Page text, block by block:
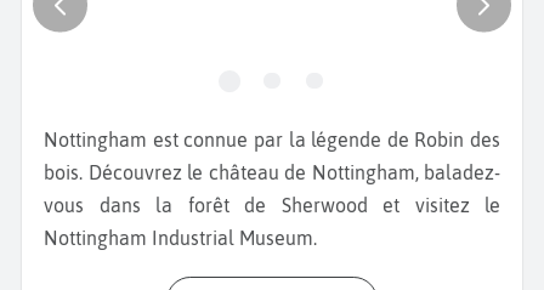
Nottingham est connue par la légende de Robin des
bois. Découvrez le château de Nottingham, baladez-
vous dans la forêt de Sherwood et visitez le
Nottingham Industrial Museum.